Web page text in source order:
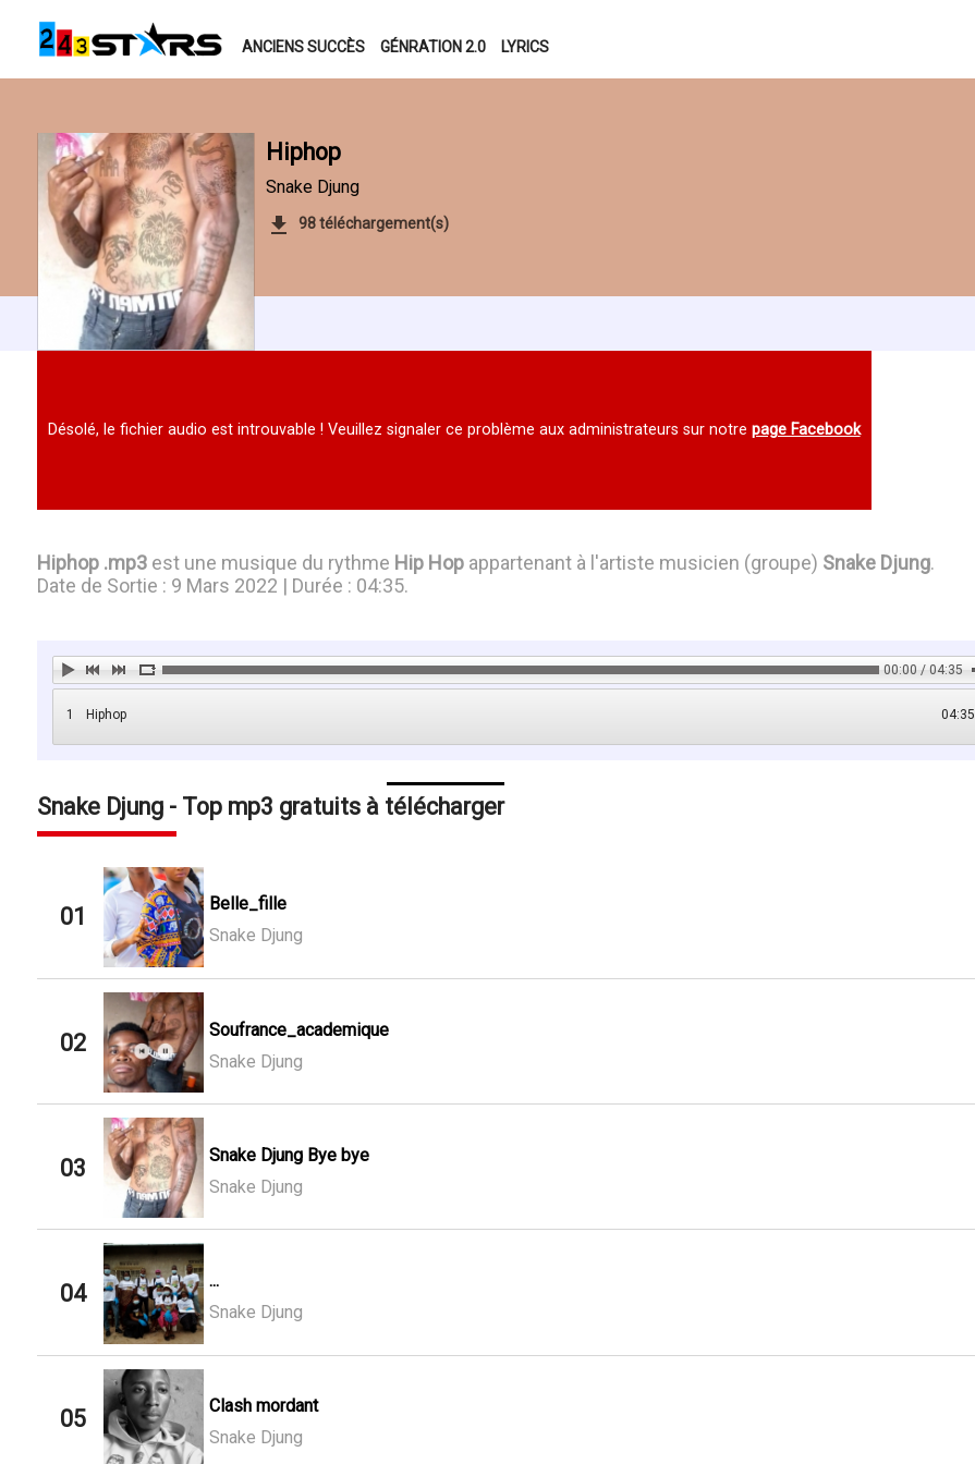
ANCIENS SUCCÈS GÉNRATION 2.0 LYRICS
Hiphop
Snake Djung
98 téléchargement(s)
Désolé, le fichier audio est introuvable ! Veuillez signaler ce problème aux administrateurs sur notre page Facebook
Hiphop .mp3est une musique du rythme Hip Hopappartenant à l'artiste musicien (groupe) Snake Djung.
Date de Sortie : 9 Mars 2022 | Durée : 04:35.
00:00 / 04:35
1 04:35
Hiphop
Snake Djung - Top mp3 gratuits à télécharger
01
Belle_fille
Snake Djung
02
Soufrance_academique
Snake Djung
03
Snake Djung Bye bye
Snake Djung
04
...
Snake Djung
05
Clash mordant
Snake Djung